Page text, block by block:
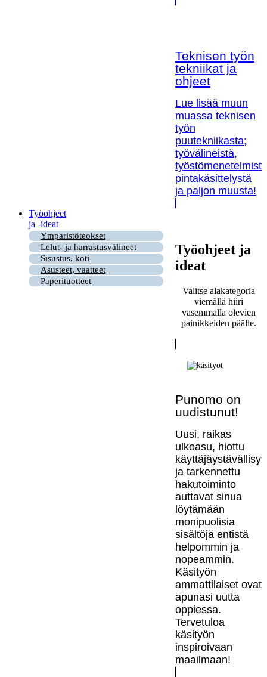
Teknisen työn
tekniikat ja
ohjeet
Lue lisää muun
muassa teknisen
työn
puutekniikasta;
työvälineistä,
pintakäsittelystä
ja paljon muusta!
Työohjeet
ja -ideat
Ymparistöteokset
Lelut- ja harrastusvälineet
Sisustus, koti
Asusteet, vaatteet
Paperituotteet
Työohjeet ja
ideat
Valitse alakategoria
viemällä hiiri
vasemmalla olevien
painikkeiden päälle.
Punomo on
uudistunut!
Uusi, raikas
ulkoasu, hiottu
ja tarkennettu
hakutoiminto
auttavat sinua
löytämään
monipuolisia
sisältöjä entistä
helpommin ja
nopeammin.
Käsityön
ammattilaiset ovat
apunasi uutta
oppiessa.
Tervetuloa
käsityön
inspiroivaan
maailmaan!